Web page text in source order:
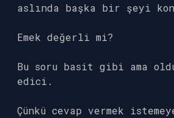
aslında başka bir şeyi
Emek değerli mi?
Bu soru basit gibi ama
edici.
Çünkü cevap vermek